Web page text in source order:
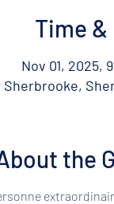
Time
Nov 01, 2025,
Sherbrooke,
the